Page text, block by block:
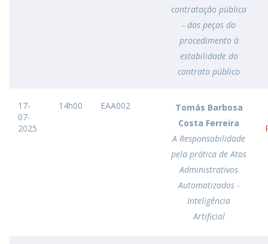
contratação pública
- das peças do
procedimento à
estabilidade do
contrato público
17-
07-
2025
14h00 EAA002
Tomás Barbosa
Costa Ferreira
A Responsabilidade
pela prática de Atos
Administrativos
Automatizados -
Inteligência
Artificial